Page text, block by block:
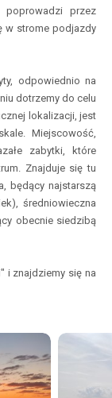
poprowadzi przez
w strome podjazdy
odpowiednio na
dotrzemy do celu
lokalizacji, jest
Miejscowość,
zabytki, które
Znajduje się tu
będący najstarszą
średniowieczna
obecnie siedzibą
i znajdziemy się na